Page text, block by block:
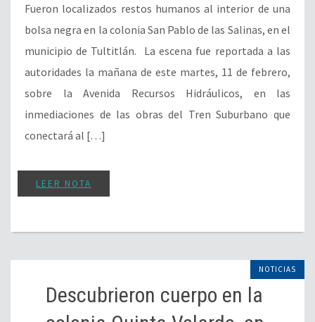
Fueron localizados restos humanos al interior de una
bolsa negra en la colonia San Pablo de las Salinas, en el
municipio de Tultitlán. La escena fue reportada a las
autoridades la mañana de este martes, 11 de febrero,
sobre la Avenida Recursos Hidráulicos, en las
inmediaciones de las obras del Tren Suburbano que
conectará al […]
LEER NOTA
NOTICIAS
Descubrieron cuerpo en la